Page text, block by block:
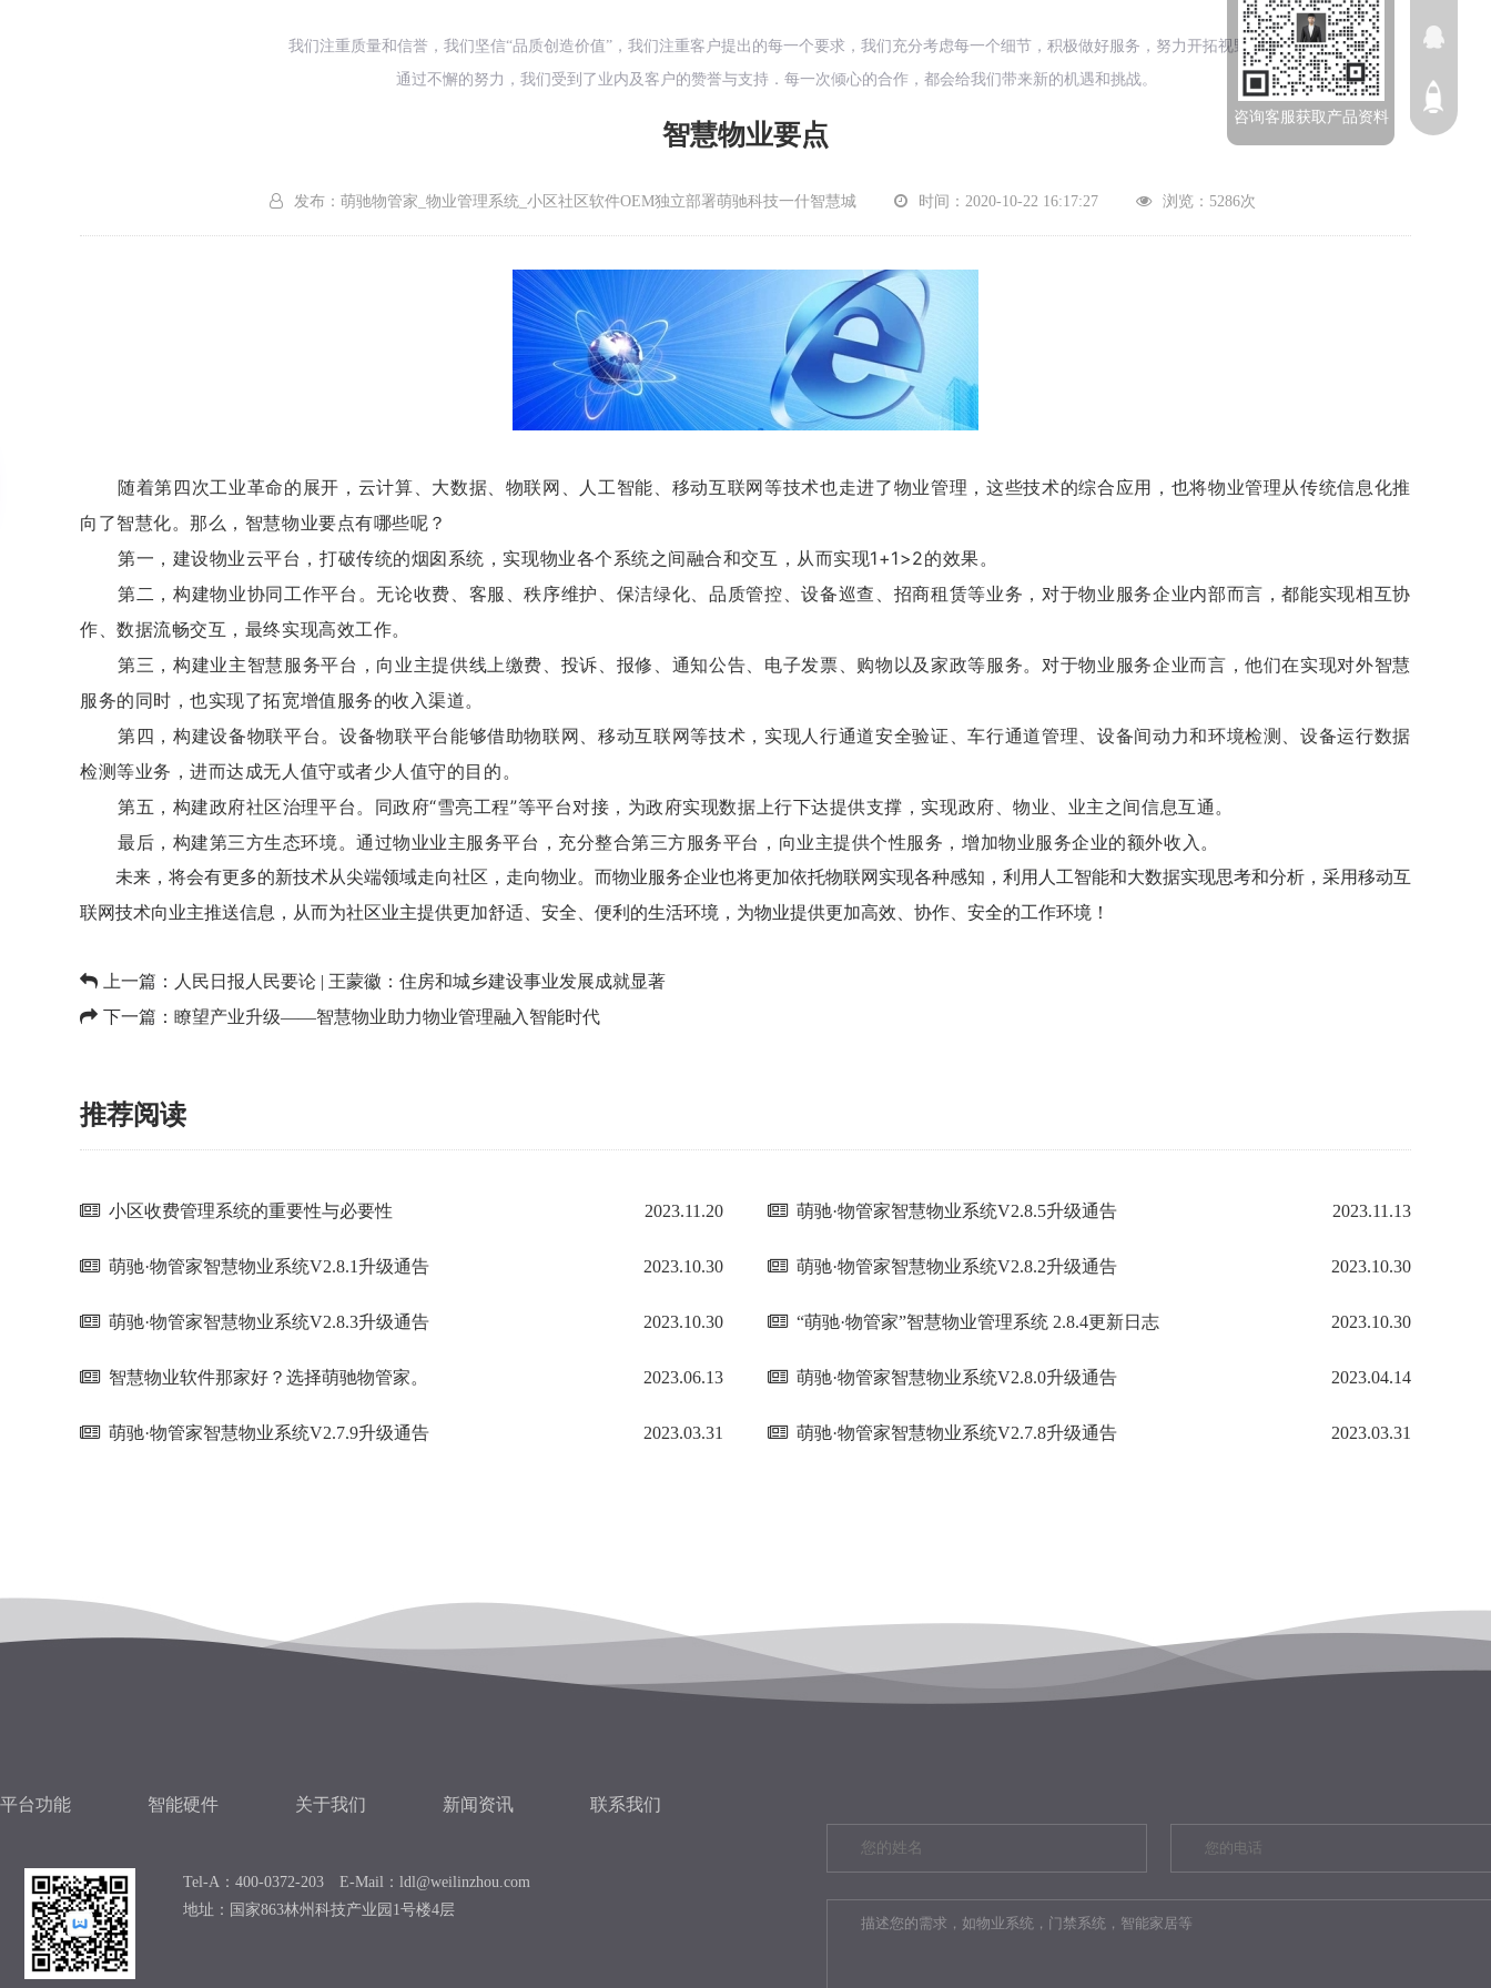
我们注重质量和信誉，我们坚信“品质创造价值”，我们注重客户提出的每一个要求，我们充分考虑每一个细节，积极做好服务，努力开拓视野。
通过不懈的努力，我们受到了业内及客户的赞誉与支持．每一次倾心的合作，都会给我们带来新的机遇和挑战。
智慧物业要点
发布：萌驰物管家_物业管理系统_小区社区软件OEM独立部署萌驰科技一什智慧城 时间：2020-10-22 16:17:27 浏览：5286次
随着第四次工业革命的展开，云计算、大数据、物联网、人工智能、移动互联网等技术也走进了物业管理，这些技术的综合应用，也将物业管理从传统信息化推
向了智慧化。那么，智慧物业要点有哪些呢？
第一，建设物业云平台，打破传统的烟囱系统，实现物业各个系统之间融合和交互，从而实现1+1>2的效果。
第二，构建物业协同工作平台。无论收费、客服、秩序维护、保洁绿化、品质管控、设备巡查、招商租赁等业务，对于物业服务企业内部而言，都能实现相互协
作、数据流畅交互，最终实现高效工作。
第三，构建业主智慧服务平台，向业主提供线上缴费、投诉、报修、通知公告、电子发票、购物以及家政等服务。对于物业服务企业而言，他们在实现对外智慧
服务的同时，也实现了拓宽增值服务的收入渠道。
第四，构建设备物联平台。设备物联平台能够借助物联网、移动互联网等技术，实现人行通道安全验证、车行通道管理、设备间动力和环境检测、设备运行数据
检测等业务，进而达成无人值守或者少人值守的目的。
第五，构建政府社区治理平台。同政府“雪亮工程”等平台对接，为政府实现数据上行下达提供支撑，实现政府、物业、业主之间信息互通。
最后，构建第三方生态环境。通过物业业主服务平台，充分整合第三方服务平台，向业主提供个性服务，增加物业服务企业的额外收入。
未来，将会有更多的新技术从尖端领域走向社区，走向物业。而物业服务企业也将更加依托物联网实现各种感知，利用人工智能和大数据实现思考和分析，采用移动互
联网技术向业主推送信息，从而为社区业主提供更加舒适、安全、便利的生活环境，为物业提供更加高效、协作、安全的工作环境！
上一篇：
人民日报人民要论 | 王蒙徽：住房和城乡建设事业发展成就显著
下一篇： 瞭望产业升级——智慧物业助力物业管理融入智能时代
推荐阅读
小区收费管理系统的重要性与必要性 2023.11.20 萌驰·物管家智慧物业系统V2.8.5升级通告 2023.11.13
萌驰·物管家智慧物业系统V2.8.1升级通告 2023.10.30 萌驰·物管家智慧物业系统V2.8.2升级通告 2023.10.30
萌驰·物管家智慧物业系统V2.8.3升级通告 2023.10.30 “萌驰·物管家”智慧物业管理系统 2.8.4更新日志 2023.10.30
智慧物业软件那家好？选择萌驰物管家。 2023.06.13 萌驰·物管家智慧物业系统V2.8.0升级通告 2023.04.14
萌驰·物管家智慧物业系统V2.7.9升级通告 2023.03.31 萌驰·物管家智慧物业系统V2.7.8升级通告 2023.03.31
平台功能 智能硬件 关于我们 新闻资讯 联系我们
Tel-A：400-0372-203 E-Mail：ldl@weilinzhou.com
地址：国家863林州科技产业园1号楼4层
咨询客服获取产品资料